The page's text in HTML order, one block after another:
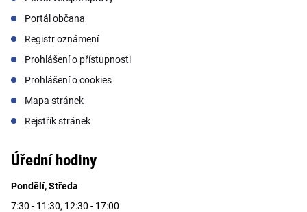
Portál občana
Registr oznámení
Prohlášení o přístupnosti
Prohlášení o cookies
Mapa stránek
Rejstřík stránek
Úřední hodiny
Pondělí, Středa
7:30 - 11:30, 12:30 - 17:00